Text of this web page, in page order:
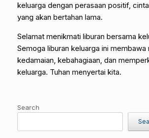
keluarga dengan perasaan positif,
yang akan bertahan lama.
Selamat menikmati liburan bersama
Semoga liburan keluarga ini membawa
kedamaian, kebahagiaan, dan
keluarga. Tuhan menyertai kita.
Search